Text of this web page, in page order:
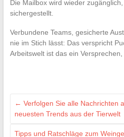
Die Mailbox wird wieder
sichergestellt.
Verbundene Teams, gesicherte
nie im Stich lässt: Das verspricht
Arbeitswelt ist das ein Versprechen,
← Verfolgen Sie alle Nachrichten
neuesten Trends aus der Tierwelt
Tipps und Ratschläge zum